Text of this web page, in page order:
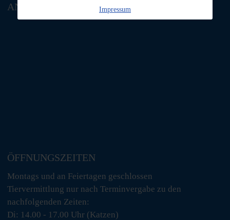
ANFAHRT
ÖFFNUNGSZEITEN
Montags und an Feiertagen geschlossen
Tiervermittlung nur nach Terminvergabe zu den
nachfolgenden Zeiten:
Di: 14.00 - 17.00 Uhr (Katzen)
Impressum